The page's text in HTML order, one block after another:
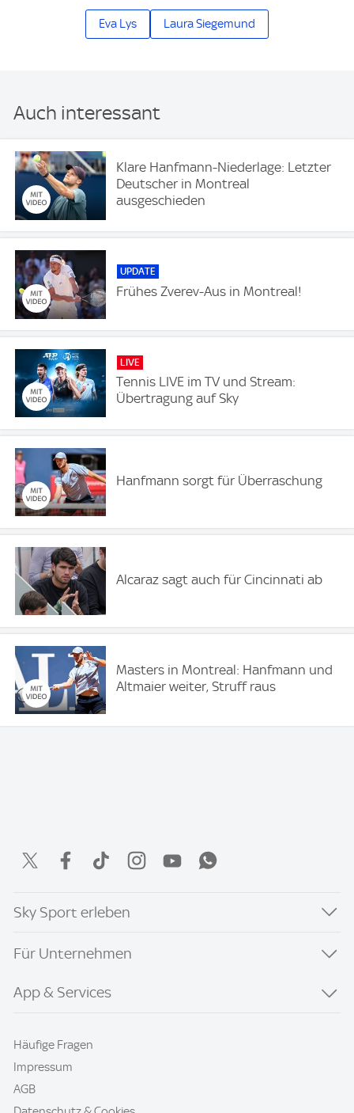
Eva Lys Laura Siegemund
Auch interessant
Klare Hanfmann-Niederlage: Letzter
Deutscher in Montreal
ausgeschieden
UPDATE
Frühes Zverev-Aus in Montreal!
LIVE
Tennis LIVE im TV und Stream:
Übertragung auf Sky
Hanfmann sorgt für Überraschung
Alcaraz sagt auch für Cincinnati ab
Masters in Montreal: Hanfmann und
Altmaier weiter, Struff raus
Sky Sport erleben
Für Unternehmen
App & Services
Häufige Fragen
Impressum
AGB